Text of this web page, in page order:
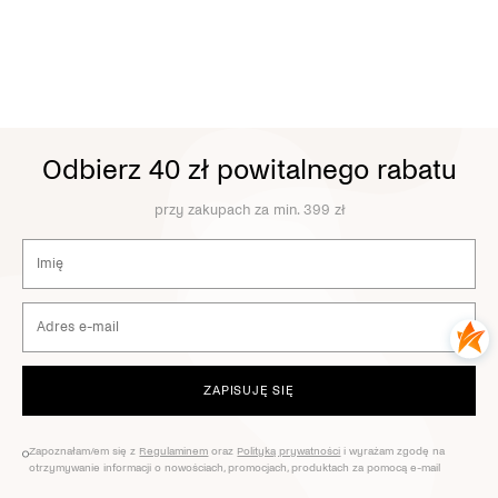
Odbierz 40 zł powitalnego rabatu
przy zakupach za min. 399 zł
ZAPISUJĘ SIĘ
Zapoznałam/em się z Regulaminem oraz Polityką prywatności i wyrażam zgodę na
otrzymywanie informacji o nowościach, promocjach, produktach za pomocą e-mail